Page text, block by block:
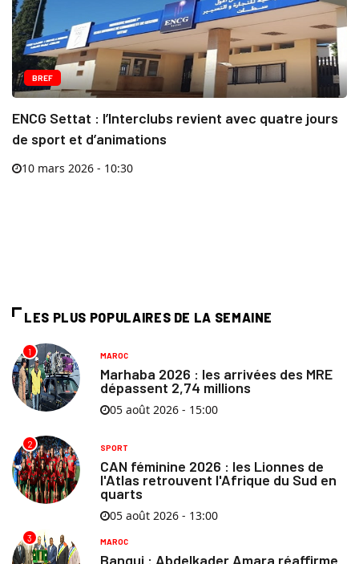
BREF
ENCG Settat : l’Interclubs revient avec quatre jours
de sport et d’animations
10 mars 2026 - 10:30
LES PLUS POPULAIRES DE LA SEMAINE
1 MAROC
Marhaba 2026 : les arrivées des MRE
dépassent 2,74 millions
05 août 2026 - 15:00
2 SPORT
CAN féminine 2026 : les Lionnes de
l'Atlas retrouvent l'Afrique du Sud en
quarts
05 août 2026 - 13:00
3 MAROC
Bangui : Abdelkader Amara réaffirme